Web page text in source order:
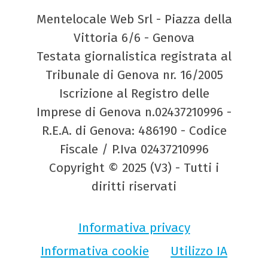
Mentelocale Web Srl - Piazza della
Vittoria 6/6 - Genova
Testata giornalistica registrata al
Tribunale di Genova nr. 16/2005
Iscrizione al Registro delle
Imprese di Genova n.02437210996 -
R.E.A. di Genova: 486190 - Codice
Fiscale / P.Iva 02437210996
Copyright © 2025 (V3) - Tutti i
diritti riservati
Informativa privacy
Informativa cookie
Utilizzo IA